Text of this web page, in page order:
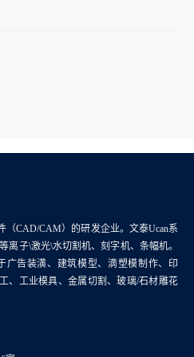
（CAD/CAM）的研发企业。文泰Ucan系
离子\激光\水切割机、刻字机、条幅机。
广告装潢、建筑模型、滴塑模制作、印
、工业模具、金属切割、玻璃/石材雕花